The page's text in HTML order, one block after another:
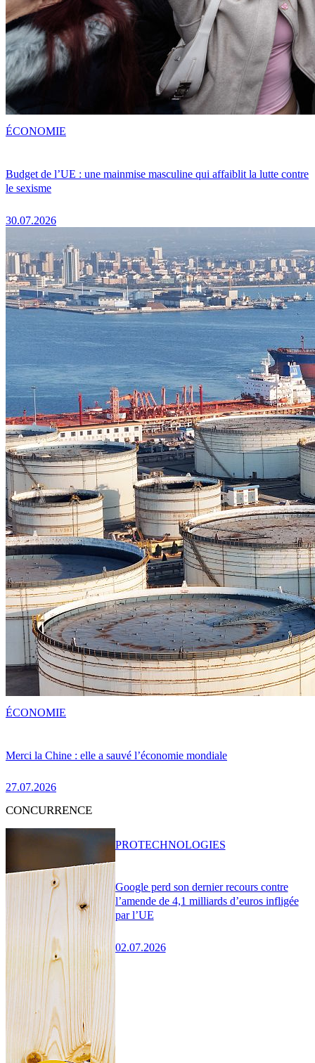
Budget de l’UE : une mainmise masculine qui affaiblit la lutte contre
le sexisme
30.07.2026
ÉCONOMIE
Merci la Chine : elle a sauvé l’économie mondiale
27.07.2026
ÉCONOMIE
CONCURRENCE
Google perd son dernier recours contre
l’amende de 4,1 milliards d’euros infligée
par l’UE
02.07.2026
PROTECHNOLOGIES